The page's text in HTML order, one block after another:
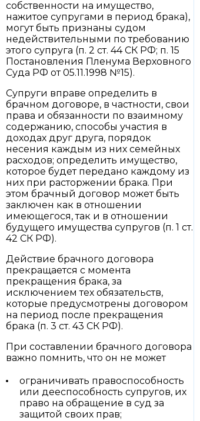
собственности на имущество,
нажитое супругами в период брака),
могут быть признаны судом
недействительными по требованию
этого супруга (п. 2 ст. 44 СК РФ; п. 15
Постановления Пленума Верховного
Суда РФ от 05.11.1998 №15).
Супруги вправе определить в
брачном договоре, в частности, свои
права и обязанности по взаимному
содержанию, способы участия в
доходах друг друга, порядок
несения каждым из них семейных
расходов; определить имущество,
которое будет передано каждому из
них при расторжении брака. При
этом брачный договор может быть
заключен как в отношении
имеющегося, так и в отношении
будущего имущества супругов (п. 1 ст.
42 СК РФ).
Действие брачного договора
прекращается с момента
прекращения брака, за
исключением тех обязательств,
которые предусмотрены договором
на период после прекращения
брака (п. 3 ст. 43 СК РФ).
При составлении брачного договора
важно помнить, что он не может
ограничивать правоспособность
или дееспособность супругов, их
право на обращение в суд за
защитой своих прав;